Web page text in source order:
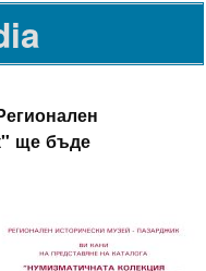
ще бъде